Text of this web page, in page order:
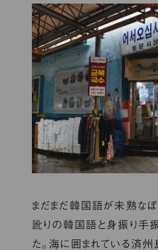
まだまだ韓国語が未熟なぼ
訛りの韓国語と身振り手
た。海に囲まれている済